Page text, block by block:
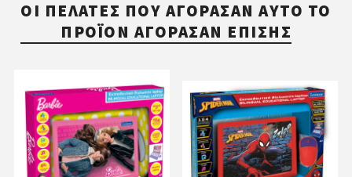
ΟΙ ΠΕΛΆΤΕΣ ΠΟΥ ΑΓΌΡΑΣΑΝ ΑΥΤΌ ΤΟ
ΠΡΟΪΌΝ ΑΓΌΡΑΣΑΝ ΕΠΊΣΗΣ